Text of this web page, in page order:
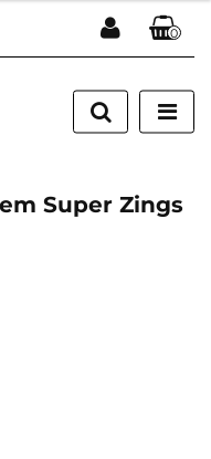
Zaloguj się
Zarejestruj się
0
Super Zings